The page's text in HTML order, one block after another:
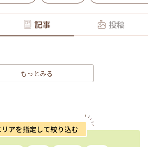
記事 投稿
もっとみる
リアを指定して絞り込む